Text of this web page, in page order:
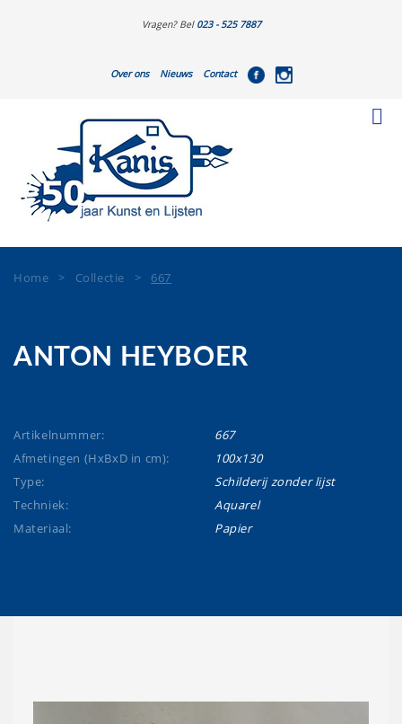
Vragen? Bel 023 - 525 7887
Over ons Nieuws Contact
Home > Collectie > 667
ANTON HEYBOER
Artikelnummer:
667
Afmetingen (HxBxD in cm):
100x130
Type:
Schilderij zonder lijst
Techniek:
Aquarel
Materiaal:
Papier